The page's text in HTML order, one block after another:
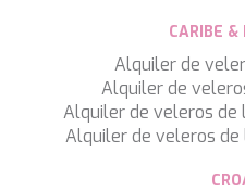
CARIBE &
Alquiler de
Alquiler de
Alquiler de veleros de
Alquiler de veleros de